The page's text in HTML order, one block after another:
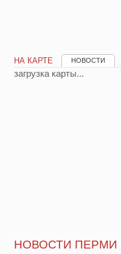
НА КАРТЕ НОВОСТИ
загрузка карты...
НОВОСТИ ПЕРМИ